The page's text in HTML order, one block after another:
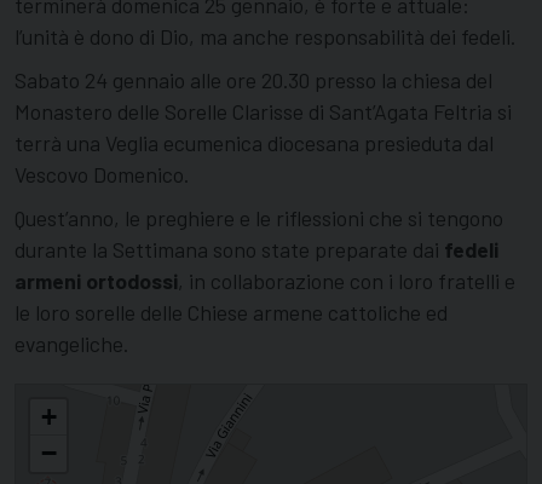
l’unità è dono di Dio, ma anche responsabilità dei fedeli.
Sabato 24 gennaio alle ore 20.30 presso la chiesa del
Monastero delle Sorelle Clarisse di Sant’Agata Feltria si
terrà una Veglia ecumenica diocesana presieduta dal
Vescovo Domenico.
Quest’anno, le preghiere e le riflessioni che si tengono
durante la Settimana sono state preparate dai fedeli
armeni ortodossi, in collaborazione con i loro fratelli e
le loro sorelle delle Chiese armene cattoliche ed
evangeliche.
E' iniziata la Settimana di preghiera per l'unità dei cristiani
+
−